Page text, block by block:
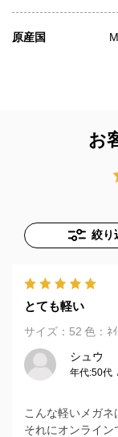
原産国
お
絞り
とても軽い
サイズ：52 色：ﾈ
シュウ
年代:50代
こんな軽いメガ
それにオンライ